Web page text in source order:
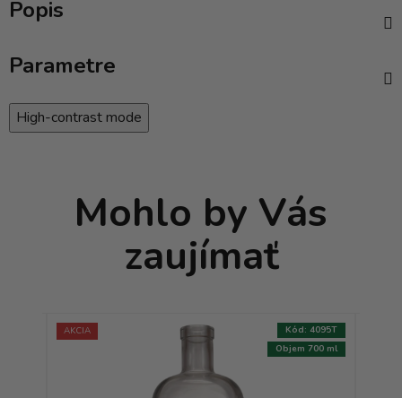
Popis
Parametre
High-contrast mode
Mohlo by Vás
zaujímať
AKCIA
Objem 700 ml
Kód: 4095T